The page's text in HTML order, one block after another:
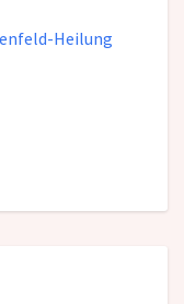
Heilung